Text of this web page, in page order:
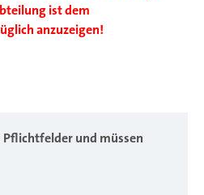
ist dem
anzuzeigen!
und müssen